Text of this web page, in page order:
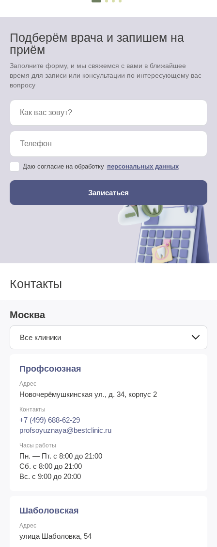
Подберём врача и запишем на
приём
Заполните форму, и мы свяжемся с вами в ближайшее
время для записи или консультации по интересующему вас
вопросу
Даю согласие на обработку персональных данных
Контакты
Москва
Все клиники
Профсоюзная
Адрес
Новочерёмушкинская ул., д. 34, корпус 2
Контакты
+7 (499) 688-62-29
profsoyuznaya@bestclinic.ru
Часы работы
Пн. — Пт. с 8:00 до 21:00
Сб. с 8:00 до 21:00
Вс. с 9:00 до 20:00
Шаболовская
Адрес
улица Шаболовка, 54